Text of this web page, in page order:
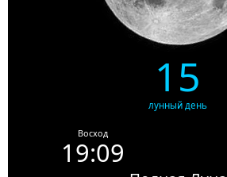
15
лунный день
Восход
19:09